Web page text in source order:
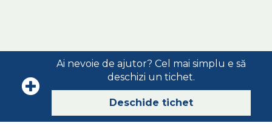
Ai nevoie de ajutor? Cel mai simplu e să
deschizi un tichet.
Deschide tichet